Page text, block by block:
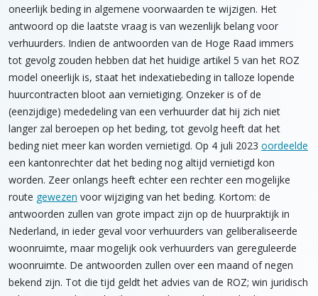
oneerlijk beding in algemene voorwaarden te wijzigen. Het
antwoord op die laatste vraag is van wezenlijk belang voor
verhuurders. Indien de antwoorden van de Hoge Raad immers
tot gevolg zouden hebben dat het huidige artikel 5 van het ROZ
model oneerlijk is, staat het indexatiebeding in talloze lopende
huurcontracten bloot aan vernietiging. Onzeker is of de
(eenzijdige) mededeling van een verhuurder dat hij zich niet
langer zal beroepen op het beding, tot gevolg heeft dat het
beding niet meer kan worden vernietigd. Op 4 juli 2023 oordeelde
een kantonrechter dat het beding nog altijd vernietigd kon
worden. Zeer onlangs heeft echter een rechter een mogelijke
route gewezen voor wijziging van het beding. Kortom: de
antwoorden zullen van grote impact zijn op de huurpraktijk in
Nederland, in ieder geval voor verhuurders van geliberaliseerde
woonruimte, maar mogelijk ook verhuurders van gereguleerde
woonruimte. De antwoorden zullen over een maand of negen
bekend zijn. Tot die tijd geldt het advies van de ROZ; win juridisch